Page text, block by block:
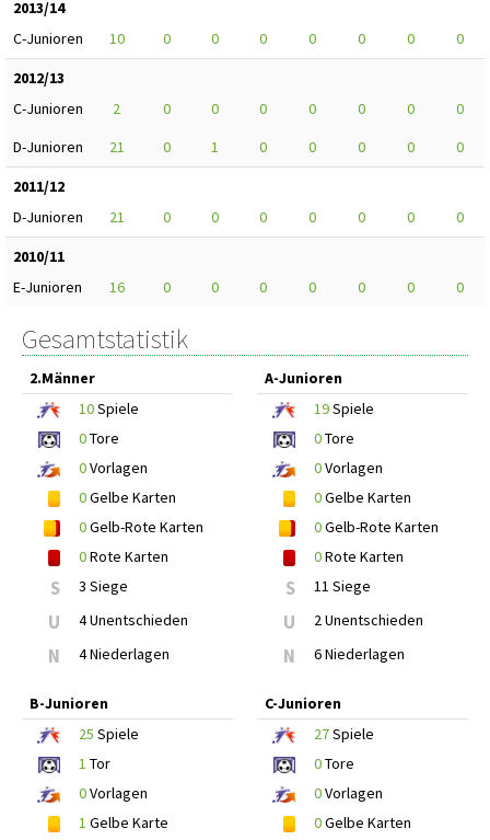
2013/14
C-Junioren
10 0 0 0 0 0 0
0
2012/13
C-Junioren
2 0 0 0 0 0 0
0
D-Junioren
21 0 1 0 0 0 0
0
2011/12
D-Junioren
21 0 0 0 0 0 0
0
2010/11
E-Junioren
16 0 0 0 0 0 0 0
Gesamtstatistik
2.Männer
10Spiele
0Tore
0Vorlagen
0Gelbe Karten
0Gelb-Rote Karten
0Rote Karten
S 3 Siege
U 4 Unentschieden
N 4 Niederlagen
A-Junioren
19Spiele
0Tore
0Vorlagen
0Gelbe Karten
0Gelb-Rote Karten
0Rote Karten
S 11 Siege
U 2 Unentschieden
N 6 Niederlagen
B-Junioren
25 Spiele
1 Tor
0Vorlagen
1 Gelbe Karte
C-Junioren
27Spiele
0Tore
0Vorlagen
0Gelbe Karten